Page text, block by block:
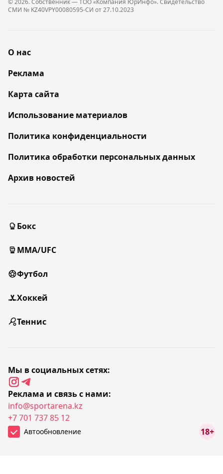
© 2026. Собственник — ТОО «Компания ЮрИнфо». Cвидетельство
СМИ № KZ40VPY00080595-СИ от 27.10.2023
О нас
Реклама
Карта сайта
Использование материалов
Политика конфиденциальности
Политика обработки персональных данных
Архив новостей
Бокс
MMA/UFC
Футбол
Хоккей
Теннис
Мы в социальных сетях:
Реклама и связь с нами:
info@sportarena.kz
+7 701 737 85 12
Автообновление 18+